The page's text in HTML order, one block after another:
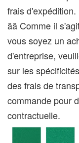
frais d'expédition.
ãã Comme il
vous soyez un
d'entreprise,
sur les
des frais de
commande pour
contractuelle.